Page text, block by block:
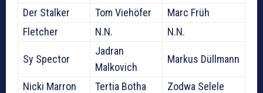
Der Stalker Tom Viehöfer
Marc Früh
Fletcher
N.N. N.N.
Sy Spector
Jadran
Malkovich
Markus Düllmann
Nicki Marron Tertia Botha Zodwa Selele